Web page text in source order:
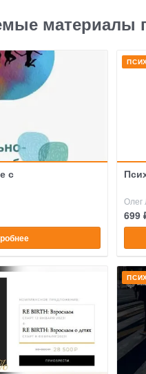
материалы
с
Олег
699